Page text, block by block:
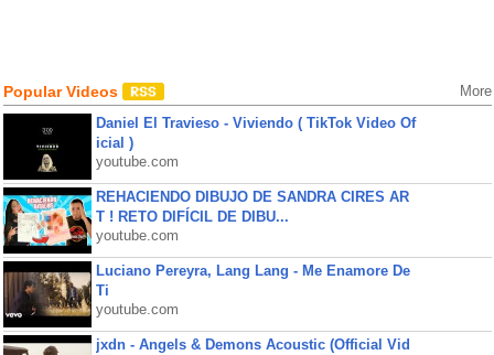
Popular Videos More
Daniel El Travieso - Viviendo ( TikTok Video Of
icial )
youtube.com
REHACIENDO DIBUJO DE SANDRA CIRES AR
T ! RETO DIFÍCIL DE DIBU...
youtube.com
Luciano Pereyra, Lang Lang - Me Enamore De
Ti
youtube.com
jxdn - Angels & Demons Acoustic (Official Vid